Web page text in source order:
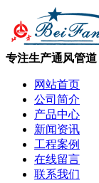
专注生产通风管道
网站首页
公司简介
产品中心
新闻资讯
工程案例
在线留言
联系我们